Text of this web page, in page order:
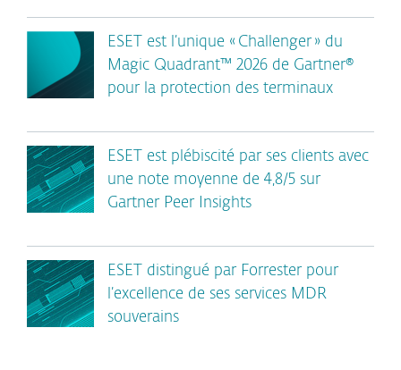
ESET est l’unique « Challenger » du
Magic Quadrant™ 2026 de Gartner®
pour la protection des terminaux
ESET est plébiscité par ses clients avec
une note moyenne de 4,8/5 sur
Gartner Peer Insights
ESET distingué par Forrester pour
l’excellence de ses services MDR
souverains